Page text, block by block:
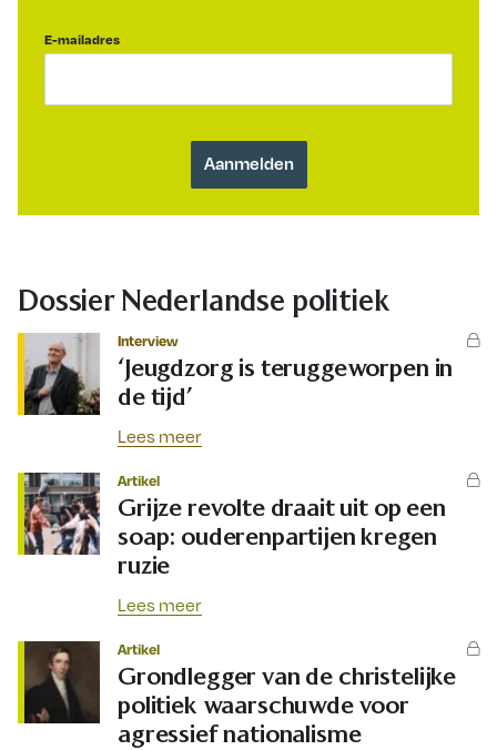
E-mailadres
Dossier Nederlandse politiek
Interview
‘Jeugdzorg is teruggeworpen in
de tijd’
Lees meer
Artikel
Grijze revolte draait uit op een
soap: ouderenpartijen kregen
ruzie
Lees meer
Artikel
Grondlegger van de christelijke
politiek waarschuwde voor
agressief nationalisme